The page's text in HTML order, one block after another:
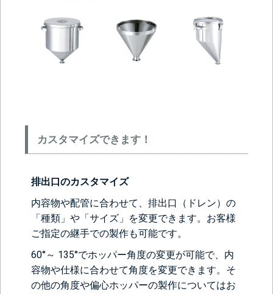
カスタマイズできます！
排出口のカスタマイズ
内容物や配管に合わせて、排出口（ドレン）の
「種類」や「サイズ」を変更できます。お客様
ご指定の継手での製作も可能です。
60°～ 135°でホッパー角度の変更が可能で、内
容物や仕様に合わせて角度を変更できます。そ
の他の角度や偏心ホッパーの製作についてはお